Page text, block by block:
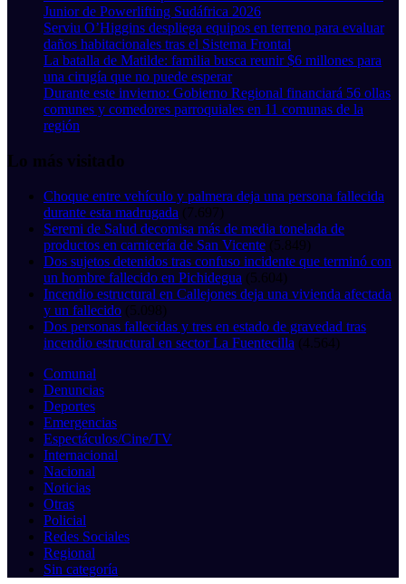
Junior de Powerlifting Sudáfrica 2026
Serviu O’Higgins despliega equipos en terreno para evaluar
daños habitacionales tras el Sistema Frontal
La batalla de Matilde: familia busca reunir $6 millones para
una cirugía que no puede esperar
Durante este invierno: Gobierno Regional financiará 56 ollas
comunes y comedores parroquiales en 11 comunas de la
región
Lo más visitado
Choque entre vehículo y palmera deja una persona fallecida
durante esta madrugada (7.697)
Seremi de Salud decomisa más de media tonelada de
productos en carnicería de San Vicente (5.849)
Dos sujetos detenidos tras confuso incidente que terminó con
un hombre fallecido en Pichidegua (5.604)
Incendio estructural en Callejones deja una vivienda afectada
y un fallecido (5.098)
Dos personas fallecidas y tres en estado de gravedad tras
incendio estructural en sector La Fuentecilla (4.564)
Comunal
Denuncias
Deportes
Emergencias
Espectáculos/Cine/TV
Internacional
Nacional
Noticias
Otras
Policial
Redes Sociales
Regional
Sin categoría